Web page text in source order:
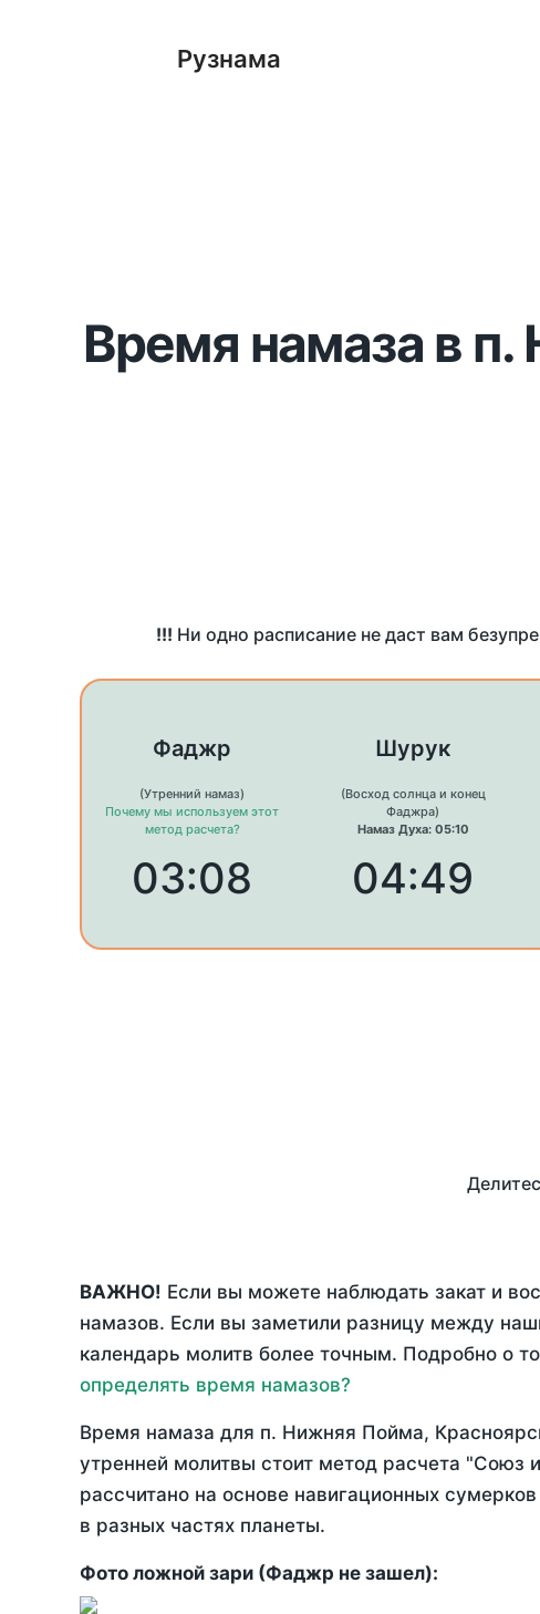
Рузнама
Время намаза в
!!! Ни одно расписание не даст вам
Фаджр
(Утренний намаз)
Почему мы используем этот
метод расчета?
03:08
Шурук
(Восход солнца и конец
Фаджра)
Намаз Духа: 05:10
04:49
ВАЖНО! Если вы можете наблюдать закат и
намазов. Если вы заметили разницу между
календарь молитв более точным. Подробно о
определять время намазов?
Время намаза для п. Нижняя Пойма,
утренней молитвы стоит метод расчета
рассчитано на основе навигационных
в разных частях планеты.
Фото ложной зари (Фаджр не зашел):